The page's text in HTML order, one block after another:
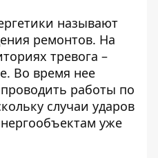
называют
ремонтов. На
тревога –
Во время нее
работы по
случаи ударов
уже